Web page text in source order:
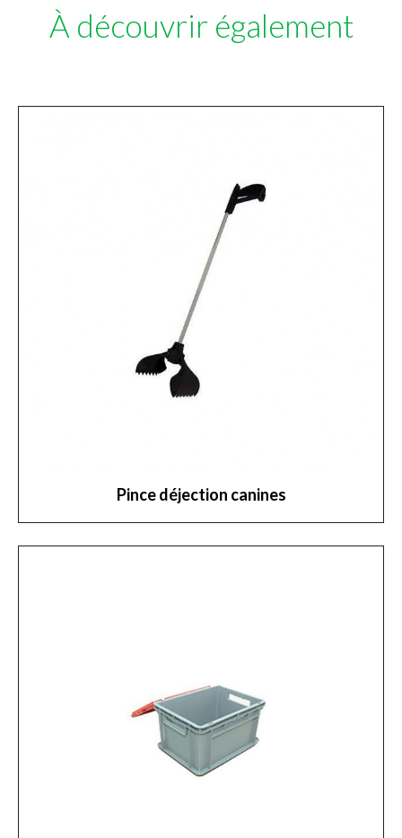
À découvrir également
Pince déjection canines